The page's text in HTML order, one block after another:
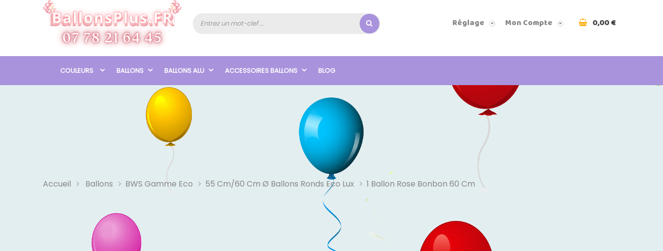
Réglage Mon Compte 0,00 €
COULEURS BALLONS BALLONS ALU ACCESSOIRES BALLONS BLOG
Accueil Ballons BWS Gamme Eco 55 Cm/60 Cm Ø Ballons Ronds Eco Lux 1 Ballon Rose Bonbon 60 Cm